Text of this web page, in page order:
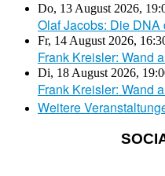
Do, 13 August 2026,
Olaf Jacobs: Die DNA
Fr, 14 August 2026,
Frank Kreisler: Wand
Di, 18 August 2026,
Frank Kreisler: Wand
Weitere